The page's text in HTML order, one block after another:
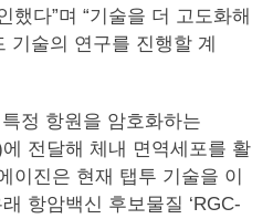
했다”며 “기술을 더 고도화해
기술의 연구를 진행할 계
정 항원을 암호화하는
전달해 체내 면역세포를 활
이진은 현재 탭투 기술을 이
항암백신 후보물질 ‘RGC-